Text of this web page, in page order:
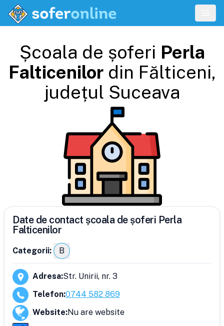
Școala de șoferi Perla
Falticenilordin Fălticeni,
județul Suceava
Date de contact școala de șoferi Perla
Falticenilor
Categorii: B
Adresa:Str. Unirii, nr. 3
Telefon:0744 582 869
Website:Nu are website